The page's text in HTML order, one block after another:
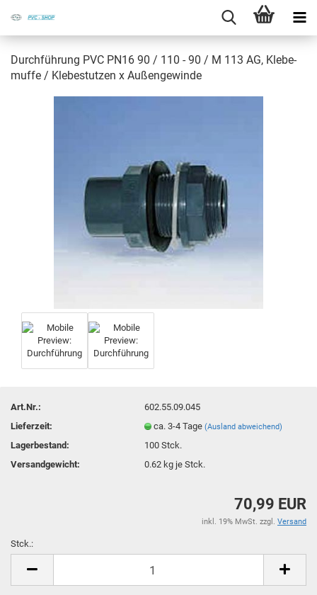
Durch­füh­rung PVC PN16 90 / 110 - 90 / M 113 AG, Kle­be­
muf­fe / Kle­be­stut­zen x Au­ßen­ge­win­de
Art.Nr.:
602.55.09.045
Lieferzeit:
ca. 3-4 Tage(Ausland abweichend)
Lagerbestand: 100Stck.
Versandgewicht:
0.62 kg je Stck.
70,99 EUR
inkl. 19% MwSt. zzgl. Versand
Stck.: